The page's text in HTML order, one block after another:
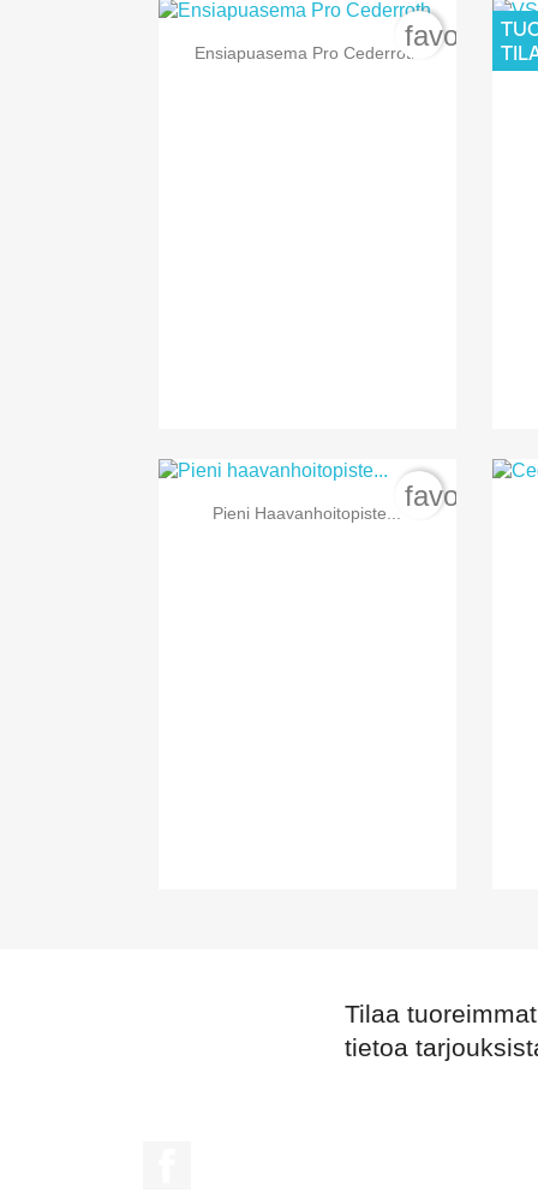
 Pikakatselu
Ensiapuasema Pro Cederroth
 Pikakatselu
Pieni Haavanhoitopiste...
Tilaa
tietoa